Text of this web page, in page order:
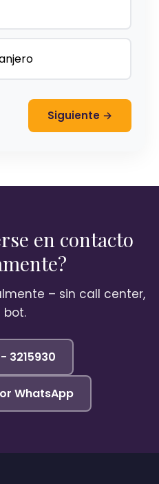
Siguiente →
en contacto
– sin call center,
bot.
3215930
WhatsApp